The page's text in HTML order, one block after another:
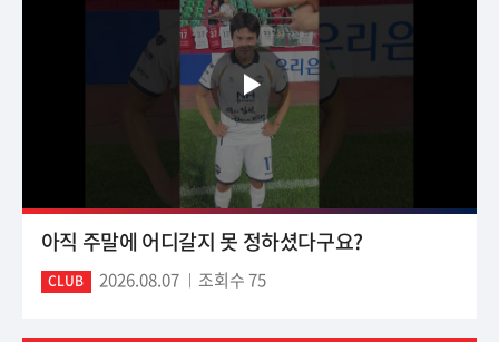
아직 주말에 어디갈지 못 정하셨다구요?
CLUB 2026.08.07 조회수 75